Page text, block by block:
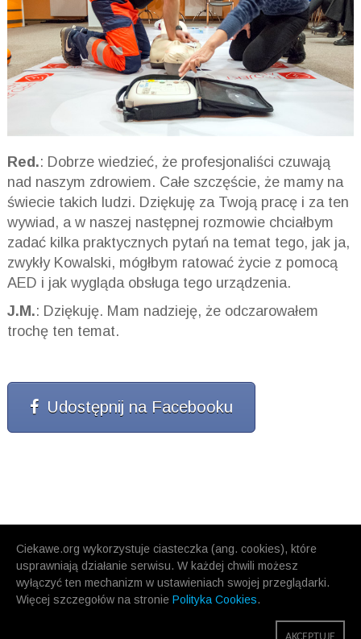
Ciekawe.org wykorzystuje ciasteczka (ang. cookies), które
usprawniają działanie serwisu. W każdej chwili możesz
wyłączyć ten mechanizm w ustawieniach swojej przeglądarki.
Więcej szczegołów na stronie Polityka Cookies.
Red.: Dobrze wiedzieć, że profesjonaliści czuwają
nad naszym zdrowiem. Całe szczęście, że mamy na
świecie takich ludzi. Dziękuję za Twoją pracę i za ten
wywiad, a w naszej następnej rozmowie chciałbym
zadać kilka praktycznych pytań na temat tego, jak ja,
zwykły Kowalski, mógłbym ratować życie z pomocą
AED i jak wygląda obsługa tego urządzenia.
J.M.: Dziękuję. Mam nadzieję, że odczarowałem
trochę ten temat.
Udostępnij na Facebooku